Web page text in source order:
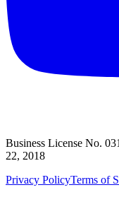
Business License No.
22, 2018
Privacy PolicyTerms of